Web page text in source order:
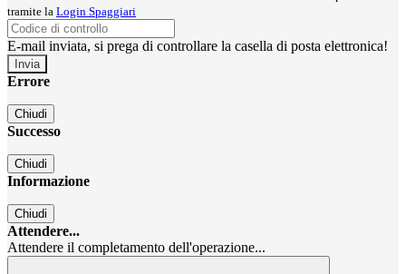
tramite la Login Spaggiari
E-mail inviata, si prega di controllare la casella di posta elettronica!
Errore
Chiudi
Successo
Chiudi
Informazione
Chiudi
Attendere...
Attendere il completamento dell'operazione...